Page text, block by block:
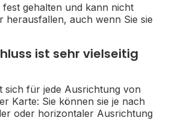
gehalten und kann nicht
herausfallen, auch wenn Sie sie
ist sehr vielseitig
sich für jede Ausrichtung von
Karte: Sie können sie je nach
oder horizontaler Ausrichtung